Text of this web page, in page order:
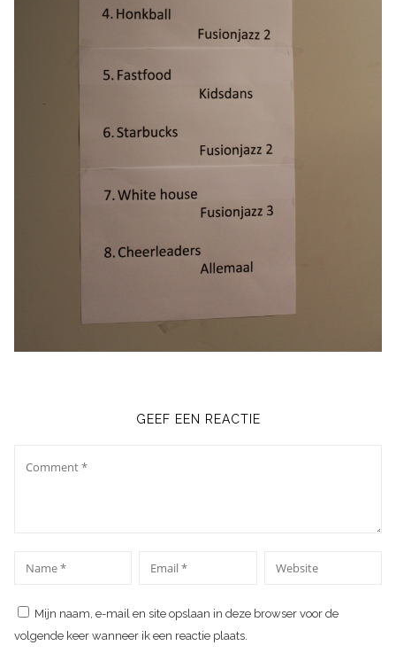
GEEF EEN REACTIE
Mijn naam, e-mail en site opslaan in deze browser voor de
volgende keer wanneer ik een reactie plaats.